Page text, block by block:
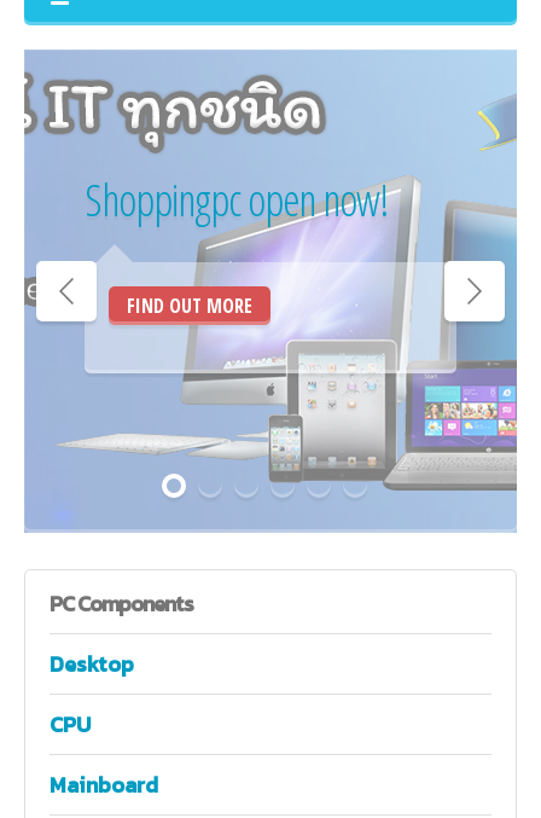
Shoppingpc open now!
FIND OUT MORE
PCComponents
Desktop
CPU
Mainboard